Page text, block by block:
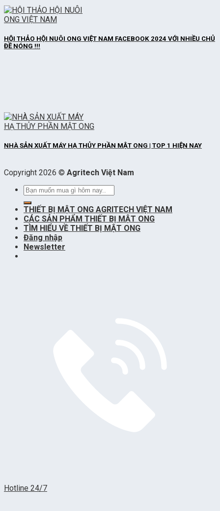
HỘI THẢO HỘI NUÔI ONG VIỆT NAM FACEBOOK 2024 VỚI NHIỀU CHỦ
ĐỀ NÓNG !!!
NHÀ SẢN XUẤT MÁY HẠ THỦY PHẦN MẬT ONG | TOP 1 HIỆN NAY
Copyright 2026 © Agritech Việt Nam
Tìm
kiếm:
THIẾT BỊ MẬT ONG AGRITECH VIỆT NAM
CÁC SẢN PHẨM THIẾT BỊ MẬT ONG
TÌM HIỂU VỀ THIẾT BỊ MẬT ONG
Đăng nhập
Newsletter
Hotline 24/7